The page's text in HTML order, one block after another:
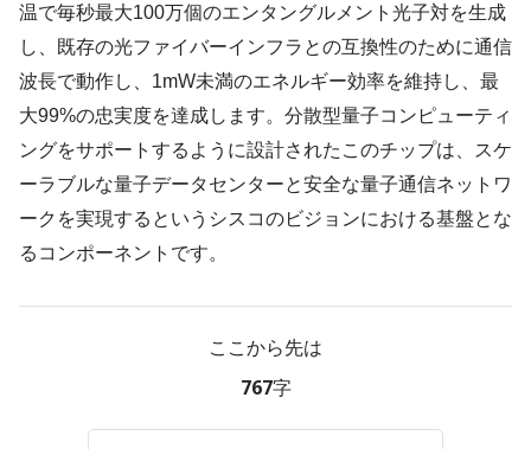
温で毎秒最大100万個のエンタングルメント光子対を生成
し、既存の光ファイバーインフラとの互換性のために通信
波長で動作し、1mW未満のエネルギー効率を維持し、最
大99%の忠実度を達成します。分散型量子コンピューティ
ングをサポートするように設計されたこのチップは、スケ
ーラブルな量子データセンターと安全な量子通信ネットワ
ークを実現するというシスコのビジョンにおける基盤とな
るコンポーネントです。
ここから先は
767字